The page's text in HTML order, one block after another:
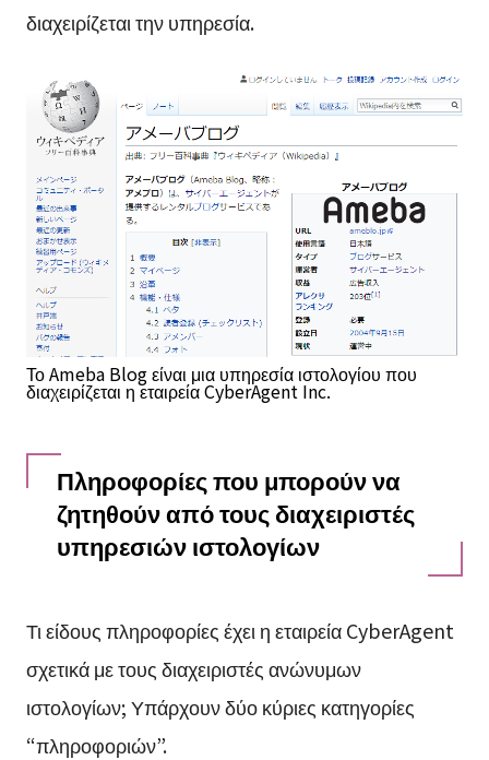
διαχειρίζεται την υπηρεσία.
Το Ameba Blog είναι μια υπηρεσία ιστολογίου που
διαχειρίζεται η εταιρεία CyberAgent Inc.
Πληροφορίες που μπορούν να
ζητηθούν από τους διαχειριστές
υπηρεσιών ιστολογίων
Τι είδους πληροφορίες έχει η εταιρεία CyberAgent
σχετικά με τους διαχειριστές ανώνυμων
ιστολογίων; Υπάρχουν δύο κύριες κατηγορίες
“πληροφοριών”.